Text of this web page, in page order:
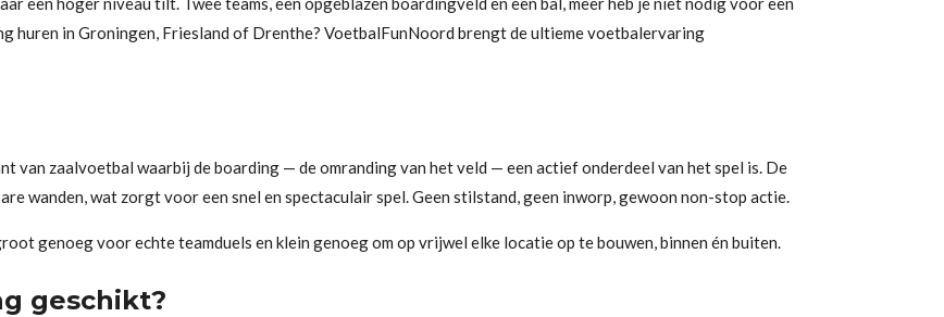
huren in Groningen, Friesland of Drenthe? VoetbalFunNoord brengt de ultieme voetbalervaring
van zaalvoetbal waarbij de boarding — de omranding van het veld — een actief onderdeel van het spel is. De
wanden, wat zorgt voor een snel en spectaculair spel. Geen stilstand, geen inworp, gewoon non-stop actie.
genoeg voor echte teamduels en klein genoeg om op vrijwel elke locatie op te bouwen, binnen én buiten.
geschikt?